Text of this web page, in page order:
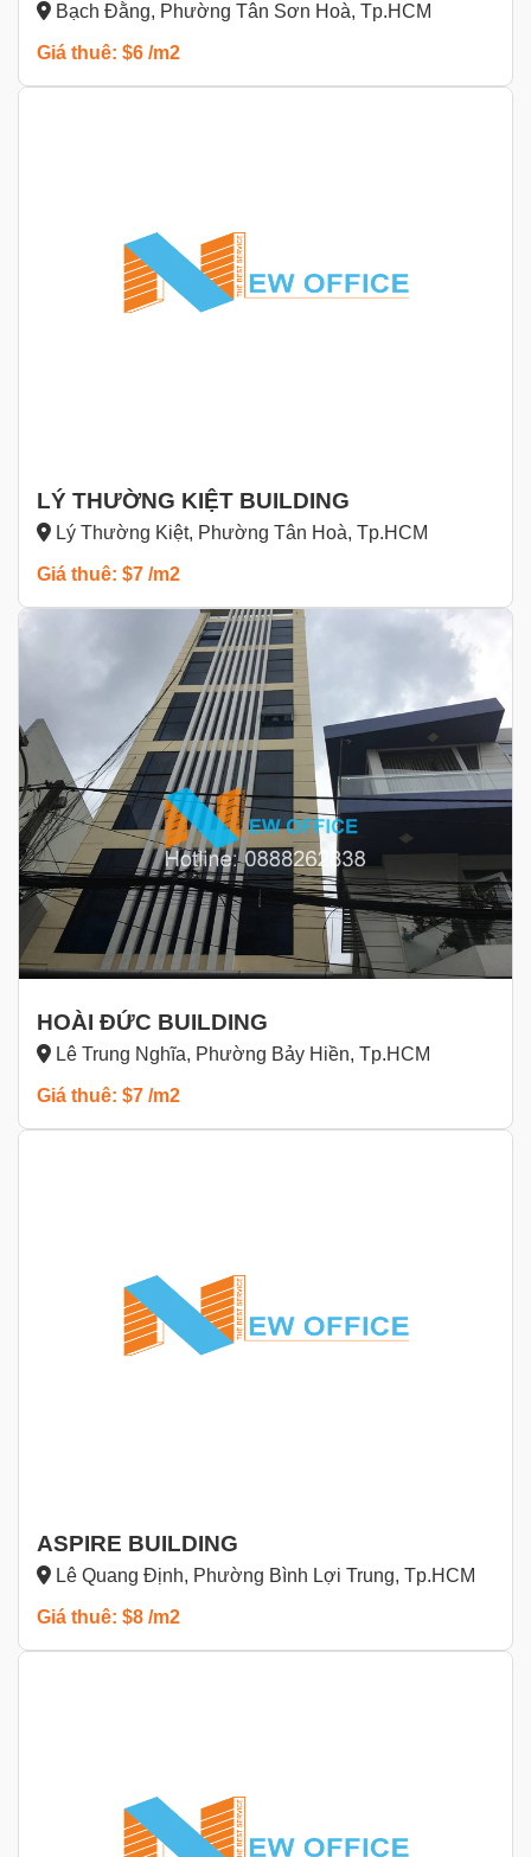
Bạch Đằng, Phường Tân Sơn Hoà, Tp.HCM
Giá thuê: $6 /m2
LÝ THƯỜNG KIỆT BUILDING
Lý Thường Kiệt, Phường Tân Hoà, Tp.HCM
Giá thuê: $7 /m2
HOÀI ĐỨC BUILDING
Lê Trung Nghĩa, Phường Bảy Hiền, Tp.HCM
Giá thuê: $7 /m2
ASPIRE BUILDING
Lê Quang Định, Phường Bình Lợi Trung, Tp.HCM
Giá thuê: $8 /m2